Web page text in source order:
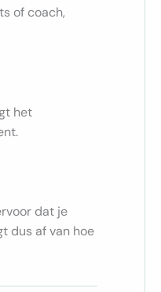
of coach,
het
dat je
dus af van hoe